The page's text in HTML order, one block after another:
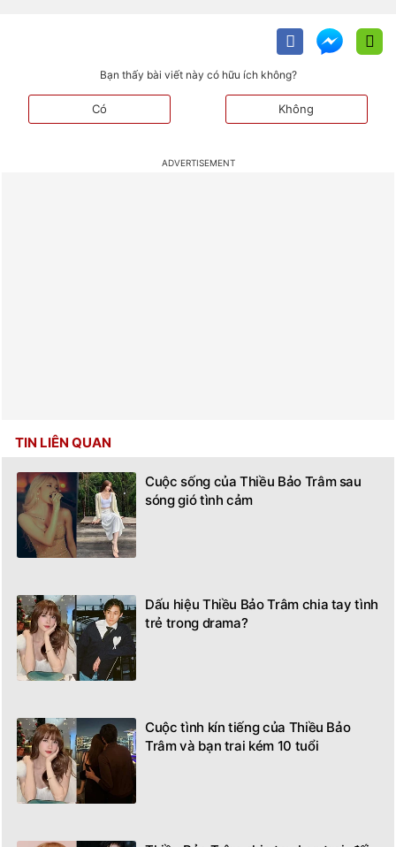
Bạn thấy bài viết này có hữu ích không?
Có Không
TIN LIÊN QUAN
Cuộc sống của Thiều Bảo Trâm sau
sóng gió tình cảm
Dấu hiệu Thiều Bảo Trâm chia tay tình
trẻ trong drama?
Cuộc tình kín tiếng của Thiều Bảo
Trâm và bạn trai kém 10 tuổi